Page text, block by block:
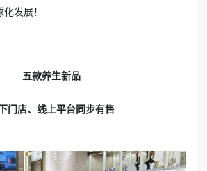
发展！
五款养生新品
门店、线上平台同步有售